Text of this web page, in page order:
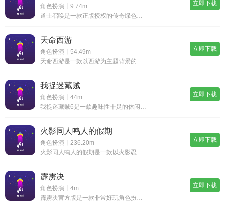
角色扮演丨9.74m
立即下载
天命西游
角色扮演丨54.49m
立即下载
我捉迷藏贼
角色扮演丨44m
立即下载
火影同人鸣人的假期
角色扮演丨236.20m
立即下载
霹雳决
角色扮演丨4m
立即下载